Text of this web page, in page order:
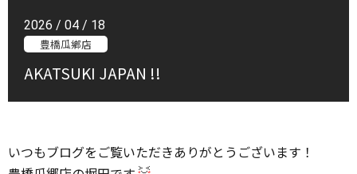
2026 / 04 / 18
豊橋瓜鄕店
AKATSUKI JAPAN !!
いつもブログをご覧いただきありがとうございます！